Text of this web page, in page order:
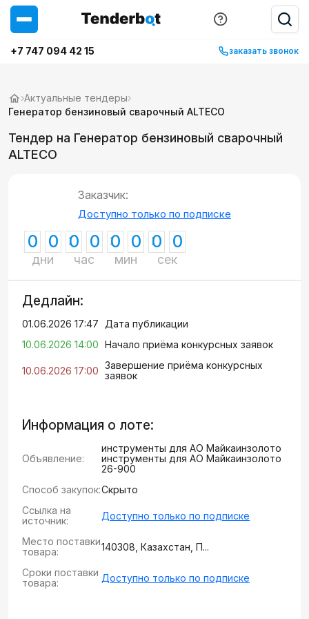
+7 747 094 42 15 заказать звонок
›Актуальные тендеры›
Генератор бензиновый сварочный ALTECO
Тендер на Генератор бензиновый сварочный
ALTECO
Заказчик:
Доступно только по подписке
0 0
дни
0 0
час
0 0
мин
0 0
сек
Дедлайн:
01.06.2026 17:47
Дата публикации
10.06.2026 14:00 Начало приёма конкурсных заявок
10.06.2026 17:00 Завершение приёма конкурсных
заявок
Информация о лоте:
Объявление:
инструменты для АО Майкаинзолото
инструменты для АО Майкаинзолото
26-900
Способ закупок:Скрыто
Ссылка на
источник:
Доступно только по подписке
Место поставки
товара:
140308, Казахстан, П...
Сроки поставки
товара:
Доступно только по подписке